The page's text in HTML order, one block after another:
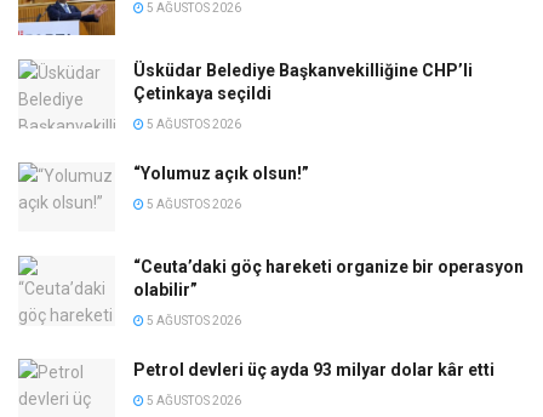
5 AĞUSTOS 2026
Üsküdar Belediye Başkanvekilliğine CHP’li
Çetinkaya seçildi
5 AĞUSTOS 2026
“Yolumuz açık olsun!”
5 AĞUSTOS 2026
“Ceuta’daki göç hareketi organize bir operasyon
olabilir”
5 AĞUSTOS 2026
Petrol devleri üç ayda 93 milyar dolar kâr etti
5 AĞUSTOS 2026